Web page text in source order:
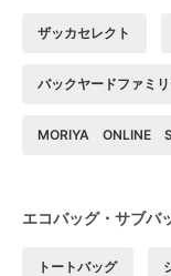
ザッカセレクト
バックヤードファミ
MORIYA ONLINE
エコバッグ・サブバ
トートバッグ